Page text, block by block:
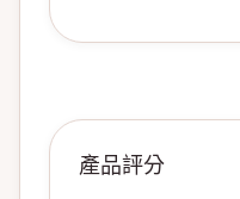
產品評分